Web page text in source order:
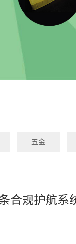
五金
合规护航系